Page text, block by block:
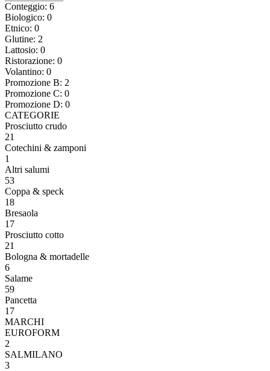
Conteggio: 6
Biologico: 0
Etnico: 0
Glutine: 2
Lattosio: 0
Ristorazione: 0
Volantino: 0
Promozione B: 2
Promozione C: 0
Promozione D: 0
CATEGORIE
Prosciutto crudo
21
Cotechini & zamponi
1
Altri salumi
53
Coppa & speck
18
Bresaola
17
Prosciutto cotto
21
Bologna & mortadelle
6
Salame
59
Pancetta
17
MARCHI
EUROFORM
2
SALMILANO
3